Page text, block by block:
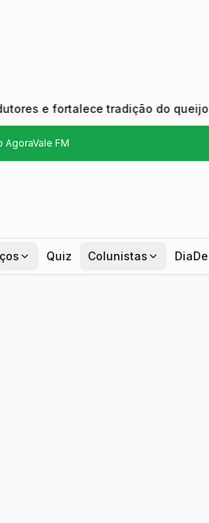
tradição do queijo artesanal •
AgoraVale FM
Quiz Colunistas DiaDe